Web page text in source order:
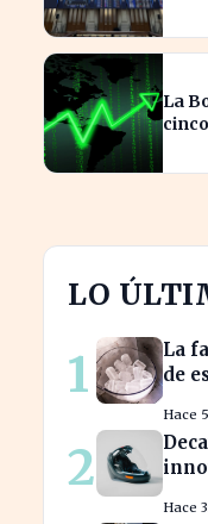
La
LO
1
La
de
Hace
2
la
Hace